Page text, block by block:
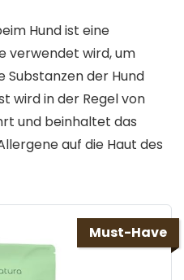
Hund ist eine
verwendet wird, um
Substanzen der Hund
wird in der Regel von
und beinhaltet das
auf die Haut des
Must-Have